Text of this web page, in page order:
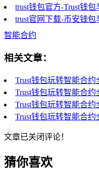
trust钱包官方-Trust钱
trust官网下载-币安钱
智能合约
相关文章：
Trust钱包玩转智能合约
Trust钱包玩转智能合约
Trust钱包玩转智能合约
Trust钱包玩转智能合约
文章已关闭评论！
猜你喜欢